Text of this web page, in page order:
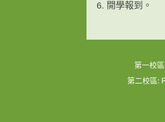
6. 開學報到。
第一校
第二校區: